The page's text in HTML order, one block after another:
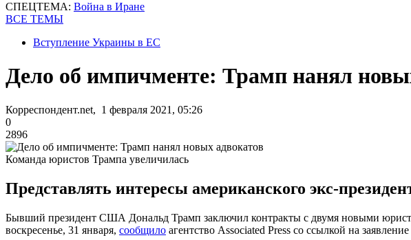
СПЕЦТЕМА: Война в Иране
ВСЕ ТЕМЫ
Вступление Украины в ЕС
Дело об импичменте: Трамп нанял
Корреспондент.net, 1 февраля 2021, 05:26
0
2896
Команда юристов Трампа увеличилась
Представлять интересы американского экс-
Бывший президент США Дональд Трамп заключил контракты с двумя новыми
воскресенье, 31 января, сообщило агентство Associated Press со ссылкой на